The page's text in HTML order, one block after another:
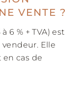
VENTE ?
6 % + TVA) est
Elle
cas de